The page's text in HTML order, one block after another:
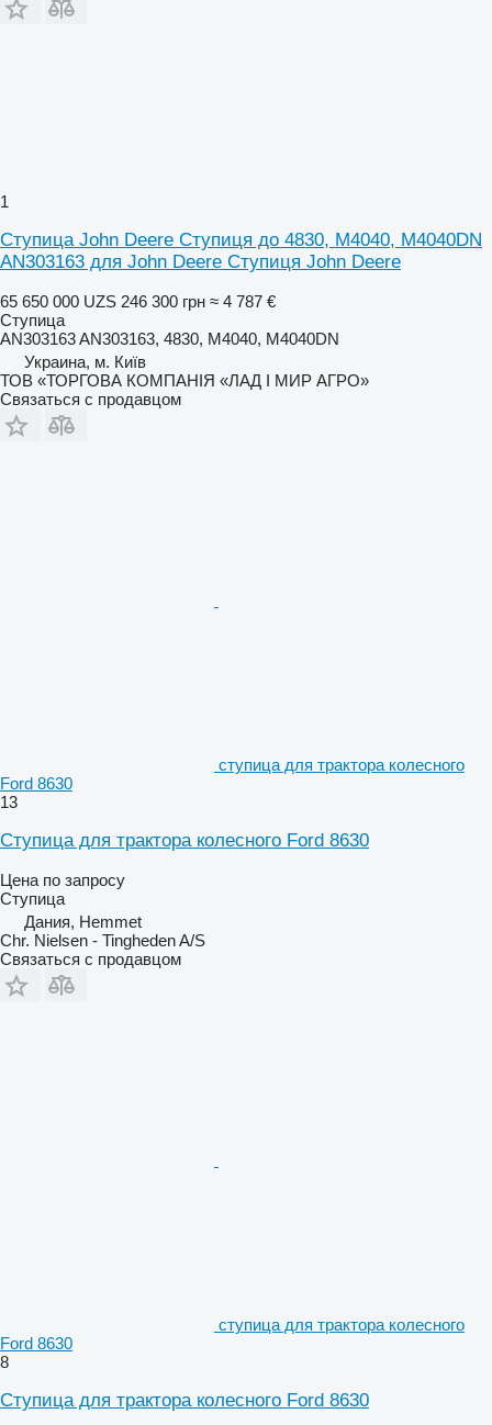
1
Ступица John Deere Ступиця до 4830, M4040, M4040DN
AN303163 для John Deere Ступиця John Deere
65 650 000 UZS 246 300 грн ≈ 4 787 €
Ступица
AN303163 AN303163, 4830, M4040, M4040DN
Украина, м. Київ
ТОВ «ТОРГОВА КОМПАНІЯ «ЛАД І МИР АГРО»
Связаться с продавцом
ступица для трактора колесного
Ford 8630
13
Ступица для трактора колесного Ford 8630
Цена по запросу
Ступица
Дания, Hemmet
Chr. Nielsen - Tingheden A/S
Связаться с продавцом
ступица для трактора колесного
Ford 8630
8
Ступица для трактора колесного Ford 8630